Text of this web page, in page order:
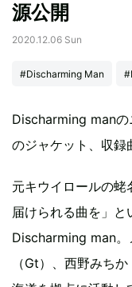
源公開
2020.12.06 Sun
#Discharming Man
Discharming manの
のジャケット、収録
元キウイロールの
届けられる曲を」と
Discharming man。
（Gt）、西野みち